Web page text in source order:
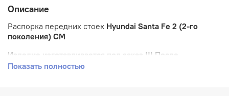
Описание
Распорка передних стоек Hyundai Santa Fe 2 (2-го
поколения) CM
Изделие изготавливается под заказ !!! После
оформления заказа мы с Вами свяжемся по поводу
Показать полностью